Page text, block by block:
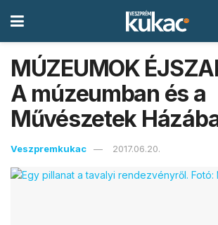
MÚZEUMOK
A múzeumban és a
Művészetek
Veszpremkukac 2017.06.20.